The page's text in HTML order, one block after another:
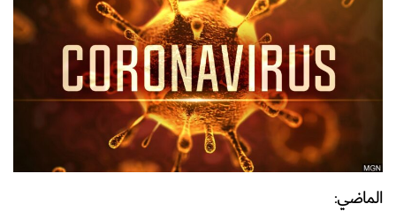
الماضي: